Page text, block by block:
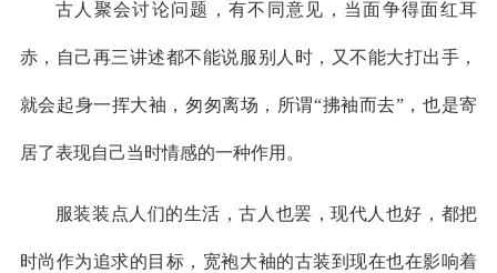
古人聚会讨论问题，有不同意见，当面争得面红耳
赤，自己再三讲述都不能说服别人时，又不能大打出手，
就会起身一挥大袖，匆匆离场，所谓“拂袖而去”，也是寄
居了表现自己当时情感的一种作用。
服装装点人们的生活，古人也罢，现代人也好，都把
时尚作为追求的目标，宽袍大袖的古装到现在也在影响着